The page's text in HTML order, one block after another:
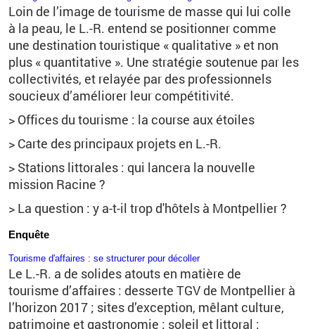
Loin de l’image de tourisme de masse qui lui colle
à la peau, le L.-R. entend se positionner comme
une destination touristique « qualitative » et non
plus « quantitative ». Une stratégie soutenue par les
collectivités, et relayée par des professionnels
soucieux d’améliorer leur compétitivité.
> Offices du tourisme : la course aux étoiles
> Carte des principaux projets en L.-R.
> Stations littorales : qui lancera la nouvelle
mission Racine ?
> La question : y a-t-il trop d'hôtels à Montpellier ?
Enquête
Tourisme d'affaires : se structurer pour décoller
Le L.-R. a de solides atouts en matière de
tourisme d’affaires : desserte TGV de Montpellier à
l’horizon 2017 ; sites d’exception, mêlant culture,
patrimoine et gastronomie ; soleil et littoral ;